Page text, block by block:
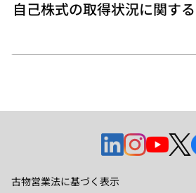
自己株式の取得状況に関す
新
し
新
新
し
古物営業法に基づく表示